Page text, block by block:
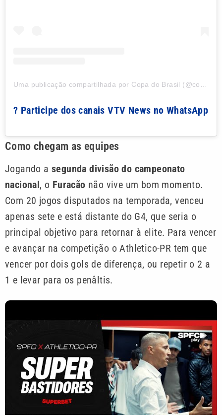
Uma publicação compartilhada por Copa do Brasil (@copadobrasilcbf)
? Participe dos canais VTV News no WhatsApp
Como chegam as equipes
Jogando a segunda divisão do campeonato
nacional, o Furacão não vive um bom momento.
Com 20 jogos disputados na temporada, venceu
apenas sete e está distante do G4, que seria o
principal objetivo para retornar à elite. Para vencer
e avançar na competição o Athletico-PR tem que
vencer por dois gols de diferença, ou repetir o 2 a
1 e levar para os penâltis.